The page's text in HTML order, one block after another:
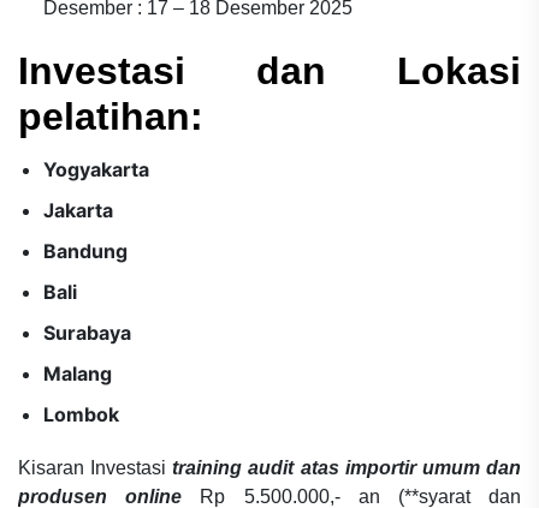
Desember : 17 – 18 Desember 2025
Investasi dan Lokasi
pelatihan:
Yogyakarta
Jakarta
Bandung
Bali
Surabaya
Malang
Lombok
Kisaran Investasi training audit atas importir umum dan
produsen online
Rp 5.500.000,- an (**syarat dan